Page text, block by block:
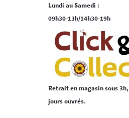
Lundi au Samedi :
09h30-13h/14h30-19h
Retrait en magasin sous 3h,
jours ouvrés.